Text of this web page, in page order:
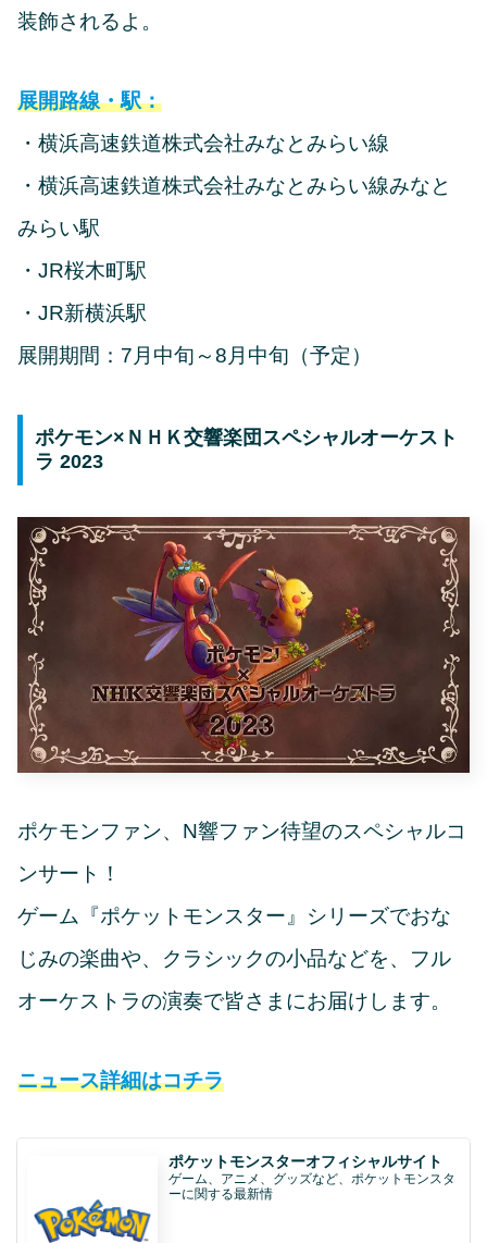
装飾されるよ。
展開路線・駅：
・横浜高速鉄道株式会社みなとみらい線
・横浜高速鉄道株式会社みなとみらい線みなと
みらい駅
・JR桜木町駅
・JR新横浜駅
展開期間：7月中旬～8月中旬（予定）
ポケモン×ＮＨＫ交響楽団スペシャルオーケスト
ラ 2023
ポケモンファン、N響ファン待望のスペシャルコ
ンサート！
ゲーム『ポケットモンスター』シリーズでおな
じみの楽曲や、クラシックの小品などを、フル
オーケストラの演奏で皆さまにお届けします。
ニュース詳細はコチラ
ポケットモンスターオフィシャルサイト
ゲーム、アニメ、グッズなど、ポケットモンスタ
ーに関する最新情